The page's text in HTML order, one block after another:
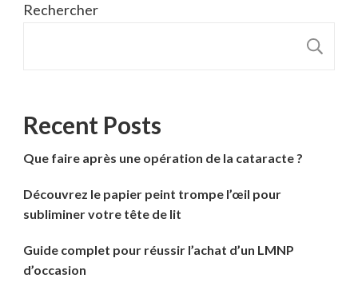
Rechercher
Recent Posts
Que faire après une opération de la cataracte ?
Découvrez le papier peint trompe l’œil pour
subliminer votre tête de lit
Guide complet pour réussir l’achat d’un LMNP
d’occasion